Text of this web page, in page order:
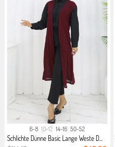
6-8 10-12 14-16 50-52
Schlichte Dünne Basic Lange Weste D...